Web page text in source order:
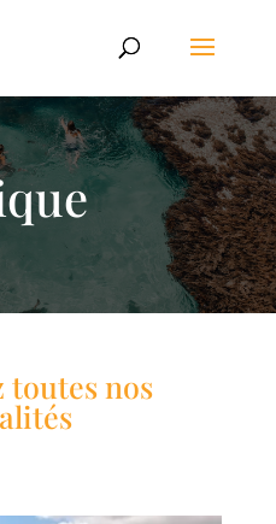
toutes nos